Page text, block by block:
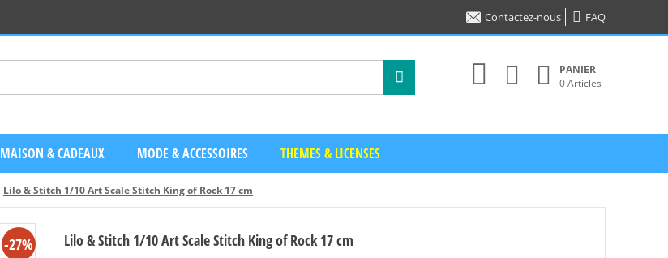
Contactez-nous FAQ
PANIER
0 Articles
MAISON & CADEAUX MODE & ACCESSOIRES THEMES & LICENSES
Lilo & Stitch 1/10 Art Scale Stitch King of Rock 17 cm
-27% Lilo & Stitch 1/10 Art Scale Stitch King of Rock 17 cm